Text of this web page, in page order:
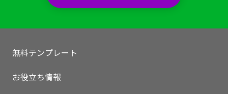
無料テンプレート
お役立ち情報